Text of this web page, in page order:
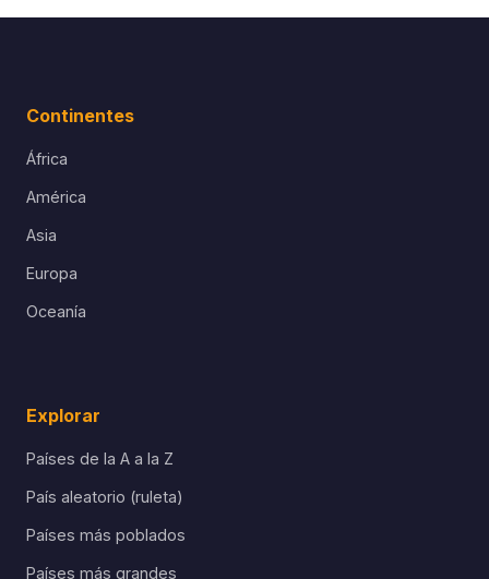
Continentes
África
América
Asia
Europa
Oceanía
Explorar
Países de la A a la Z
País aleatorio (ruleta)
Países más poblados
Países más grandes